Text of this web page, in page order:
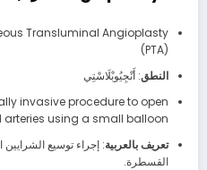
Transluminal Angioplasty
(PTA)
النطق: أَنْجِيُوبْلَاسْتِي
invasive procedure to open
arteries using a small balloon.
تعريف بالعربية: إجراء توسيع
القسطرة.